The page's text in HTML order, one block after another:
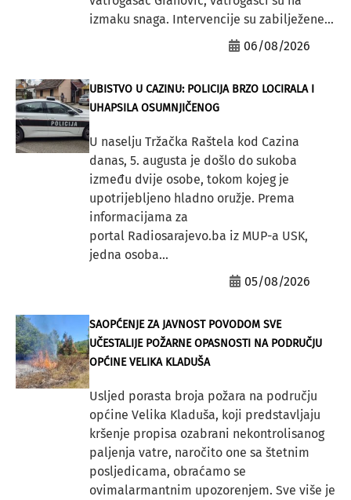
izmaku snaga. Intervencije su zabilježene...
06/08/2026
UBISTVO U CAZINU: POLICIJA BRZO LOCIRALA I
UHAPSILA OSUMNJIČENOG
U naselju Tržačka Raštela kod Cazina
danas, 5. augusta je došlo do sukoba
između dvije osobe, tokom kojeg je
upotrijebljeno hladno oružje. Prema
informacijama za
portal Radiosarajevo.ba iz MUP-a USK,
jedna osoba...
05/08/2026
SAOPĆENJE ZA JAVNOST POVODOM SVE
UČESTALIJE POŽARNE OPASNOSTI NA PODRUČJU
OPĆINE VELIKA KLADUŠA
Usljed porasta broja požara na području
općine Velika Kladuša, koji predstavljaju
kršenje propisa ozabrani nekontrolisanog
paljenja vatre, naročito one sa štetnim
posljedicama, obraćamo se
ovimalarmantnim upozorenjem. Sve više je